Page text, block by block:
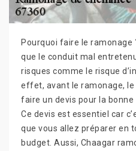
Pourquoi faire le ramonage
que le conduit mal
risques comme le risque
effet, avant le ramonage, le
faire un devis pour la
Ce devis est essentiel car
que vous allez préparer en
budget. Aussi, Chaagar